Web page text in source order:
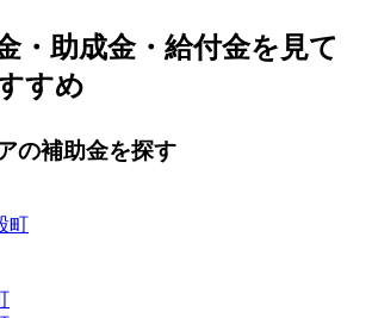
・助成金・給付金を見て
すめ
の補助金を探す
町